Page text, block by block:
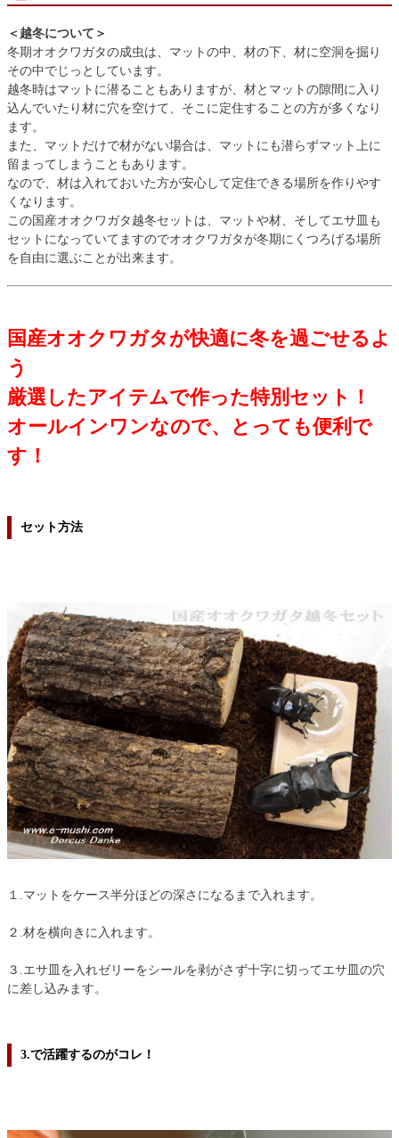
＜越冬について＞
冬期オオクワガタの成虫は、マットの中、材の下、材に空洞を掘り
その中でじっとしています。
越冬時はマットに潜ることもありますが、材とマットの隙間に入り
込んでいたり材に穴を空けて、そこに定住することの方が多くなり
ます。
また、マットだけで材がない場合は、マットにも潜らずマット上に
留まってしまうこともあります。
なので、材は入れておいた方が安心して定住できる場所を作りやす
くなります。
この国産オオクワガタ越冬セットは、マットや材、そしてエサ皿も
セットになっていてますのでオオクワガタが冬期にくつろげる場所
を自由に選ぶことが出来ます。
国産オオクワガタが快適に冬を過ごせるよ
う
厳選したアイテムで作った特別セット！
オールインワンなので、とっても便利で
す！
セット方法
１.マットをケース半分ほどの深さになるまで入れます。
２.材を横向きに入れます。
３.エサ皿を入れゼリーをシールを剥がさず十字に切ってエサ皿の穴
に差し込みます。
3.で活躍するのがコレ！